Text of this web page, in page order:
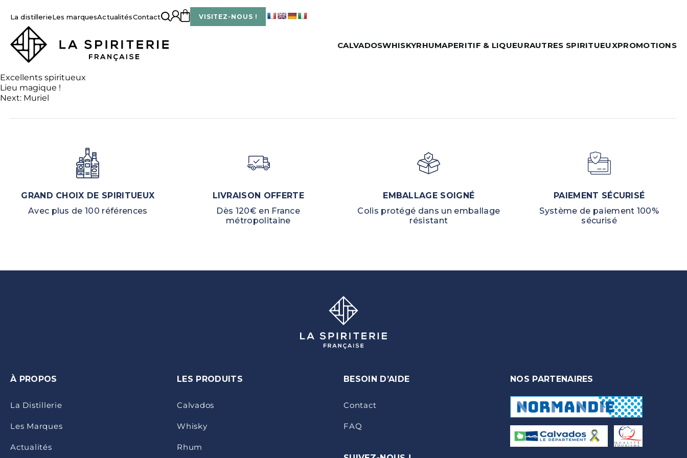
content
La distillerieLes marquesActualitésContact VISITEZ-NOUS !
CALVADOSWHISKYRHUMAPERITIF & LIQUEURAUTRES SPIRITUEUXPROMOTIONS
Excellents spiritueux
Lieu magique !
Navigation
de
Next: Muriel
GRAND CHOIX DE SPIRITUEUX
Avec plus de 100 références
LIVRAISON OFFERTE
Dès 120€ en France
métropolitaine
EMBALLAGE SOIGNÉ
Colis protégé dans un emballage
résistant
PAIEMENT SÉCURISÉ
Système de paiement 100%
sécurisé
À PROPOS
La Distillerie
Les Marques
Actualités
LES PRODUITS
Calvados
Whisky
Rhum
BESOIN D’AIDE
Contact
FAQ
NOS PARTENAIRES